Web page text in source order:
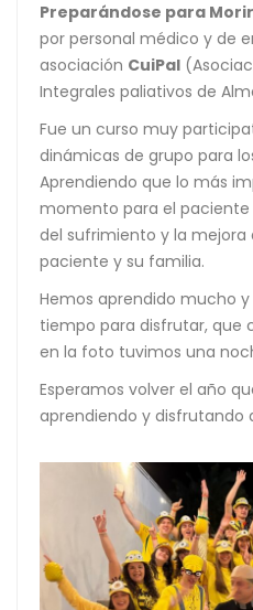
Preparándose para
por personal médico y de
asociación CuiPal
Integrales paliativos de
Fue un curso muy
dinámicas de grupo para
Aprendiendo que lo más
momento para el paciente
del sufrimiento y la mejora
paciente y su familia.
Hemos aprendido mucho
tiempo para disfrutar, que
en la foto tuvimos una
Esperamos volver el año
aprendiendo y disfrutando